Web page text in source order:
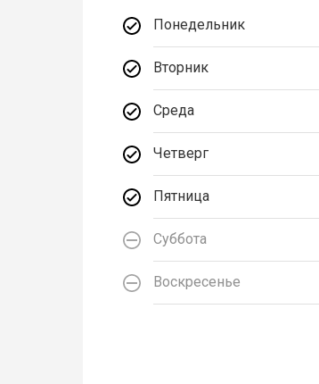
Понедельник
Вторник
Среда
Четверг
Пятница
Суббота
Воскресенье